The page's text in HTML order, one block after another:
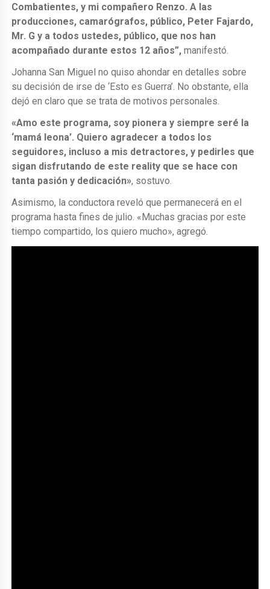
Combatientes, y mi compañero Renzo. A las
producciones, camarógrafos, público, Peter Fajardo,
Mr. G y a todos ustedes, público, que nos han
acompañado durante estos 12 años”, manifestó.
Johanna San Miguel no quiso ahondar en detalles sobre
su decisión de irse de ‘Esto es Guerra’. No obstante, ella
dejó en claro que se trata de motivos personales.
«Amo este programa, soy pionera y siempre seré la
‘mamá leona’. Quiero agradecer a todos los
seguidores, incluso a mis detractores, y pedirles que
sigan disfrutando de este reality que se hace con
tanta pasión y dedicación», sostuvo.
Asimismo, la conductora reveló que permanecerá en el
programa hasta fines de julio. «Muchas gracias por este
tiempo compartido, los quiero mucho», agregó.